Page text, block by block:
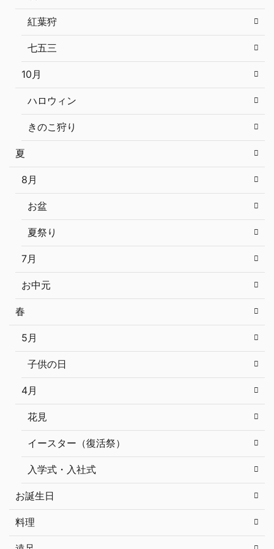
紅葉狩
七五三
10月
ハロウィン
きのこ狩り
夏
8月
お盆
夏祭り
7月
お中元
春
5月
子供の日
4月
花見
イースター（復活祭）
入学式・入社式
お誕生日
料理